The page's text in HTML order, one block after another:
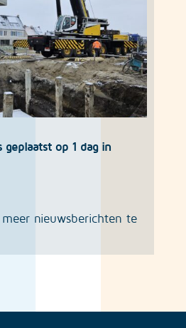
geplaatst op 1 dag in
nieuwsberichten te